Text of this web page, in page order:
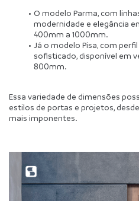
O modelo Parma, com
modernidade e elegância
400mm a 1000mm.
Já o modelo Pisa, com
sofisticado, disponível em
800mm.
Essa variedade de dimensões
estilos de portas e projetos,
mais imponentes.